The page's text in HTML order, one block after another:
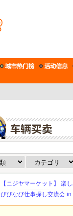
【ニジヤマーケット】 楽
びびなび仕事探し交流会